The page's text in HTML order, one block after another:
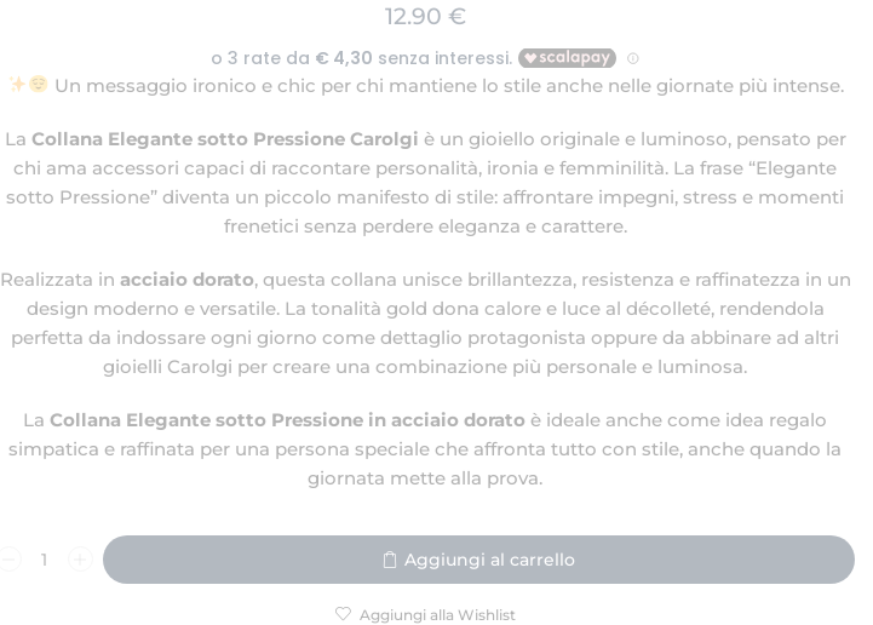
12.90 €
Un messaggio ironico e chic per chi mantiene lo stile anche nelle giornate più intense.
La Collana Elegante sotto Pressione Carolgi è un gioiello originale e luminoso, pensato per
chi ama accessori capaci di raccontare personalità, ironia e femminilità. La frase “Elegante
sotto Pressione” diventa un piccolo manifesto di stile: affrontare impegni, stress e momenti
frenetici senza perdere eleganza e carattere.
Realizzata in acciaio dorato, questa collana unisce brillantezza, resistenza e raffinatezza in un
design moderno e versatile. La tonalità gold dona calore e luce al décolleté, rendendola
perfetta da indossare ogni giorno come dettaglio protagonista oppure da abbinare ad altri
gioielli Carolgi per creare una combinazione più personale e luminosa.
LaCollana Elegante sotto Pressione in acciaio dorato è ideale anche come idea regalo
simpatica e raffinata per una persona speciale che affronta tutto con stile, anche quando la
giornata mette alla prova.
Aggiungi al carrello
Aggiungi alla Wishlist